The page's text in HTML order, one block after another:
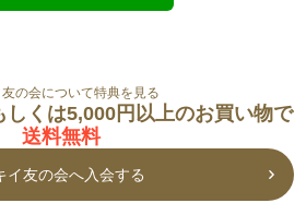
の会について特典を見る
しくは5,000円以上のお買い物で
送料無料
イ友の会へ入会する